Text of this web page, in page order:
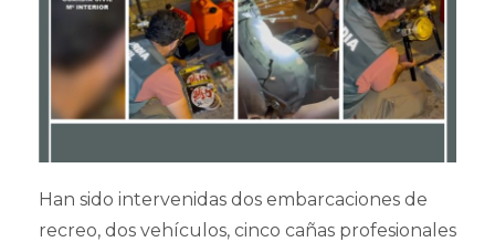
Han sido intervenidas dos embarcaciones de
recreo, dos vehículos, cinco cañas profesionales